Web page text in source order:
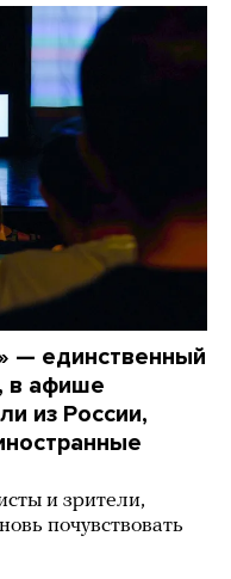
— единственный
в афише
из России,
и зрители,
почувствовать